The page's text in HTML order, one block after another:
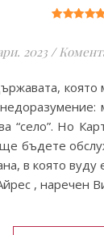
2023 /
която
“село”. Но
бъдете
в която
, наречен